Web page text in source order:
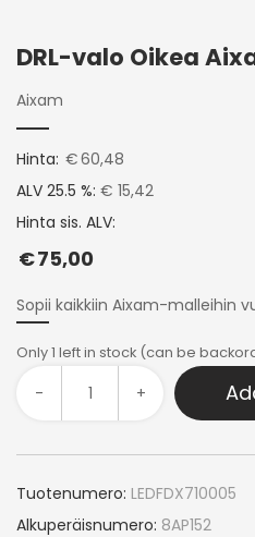
DRL-valo Oikea
Aixam
Hinta: €60,48
ALV 25.5 %: € 15,42
Hinta sis. ALV:
€75,00
Sopii kaikkiin Aixam-malleihin
Only 1 left in stock (can be
- +
Tuotenumero: LEDFDX710005
Alkuperäisnumero: 8AP152